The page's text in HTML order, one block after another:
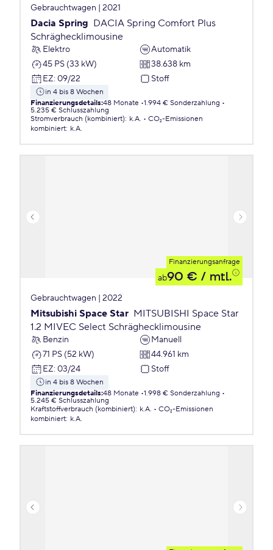
Gebrauchtwagen | 2021
Dacia Spring DACIA Spring Comfort Plus
Schräghecklimousine
Elektro
Automatik
45 PS (33 kW)
38.638 km
EZ: 09/22 Stoff
in 4 bis 8 Wochen
Finanzierungsdetails:48 Monate 1.994 € Sonderzahlung
5.235 € Schlusszahlung
Stromverbrauch (kombiniert): k.A.
CO₂-Emissionen
kombiniert: k.A.
Finanzierungsanfrage
ab90 € / mtl.
Gebrauchtwagen | 2022
Mitsubishi Space Star MITSUBISHI Space Star
1.2 MIVEC Select Schräghecklimousine
Benzin
Manuell
71 PS (52 kW)
44.961 km
EZ: 03/24 Stoff
in 4 bis 8 Wochen
Finanzierungsdetails:48 Monate 1.998 € Sonderzahlung
5.245 € Schlusszahlung
Kraftstoffverbrauch (kombiniert): k.A.
CO₂-Emissionen
kombiniert: k.A.